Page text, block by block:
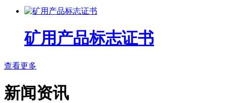
矿用产品标志证书
查看更多
新闻资讯